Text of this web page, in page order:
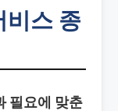
비스 종
필요에 맞춘